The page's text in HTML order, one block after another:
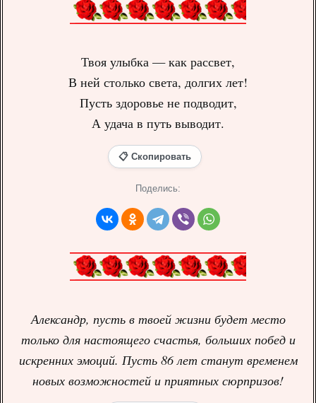
Твоя улыбка — как рассвет,
В ней столько света, долгих лет!
Пусть здоровье не подводит,
А удача в путь выводит.
📋 Скопировать
Поделись:
Александр, пусть в твоей жизни будет место
только для настоящего счастья, больших побед и
искренних эмоций. Пусть 86 лет станут временем
новых возможностей и приятных сюрпризов!